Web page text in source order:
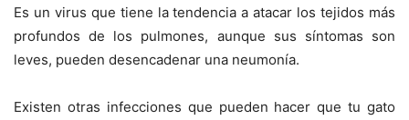
Es un virus que tiene la tendencia a atacar los tejidos más
profundos de los pulmones, aunque sus síntomas son
leves, pueden desencadenar una neumonía.
Existen otras infecciones que pueden hacer que tu gato